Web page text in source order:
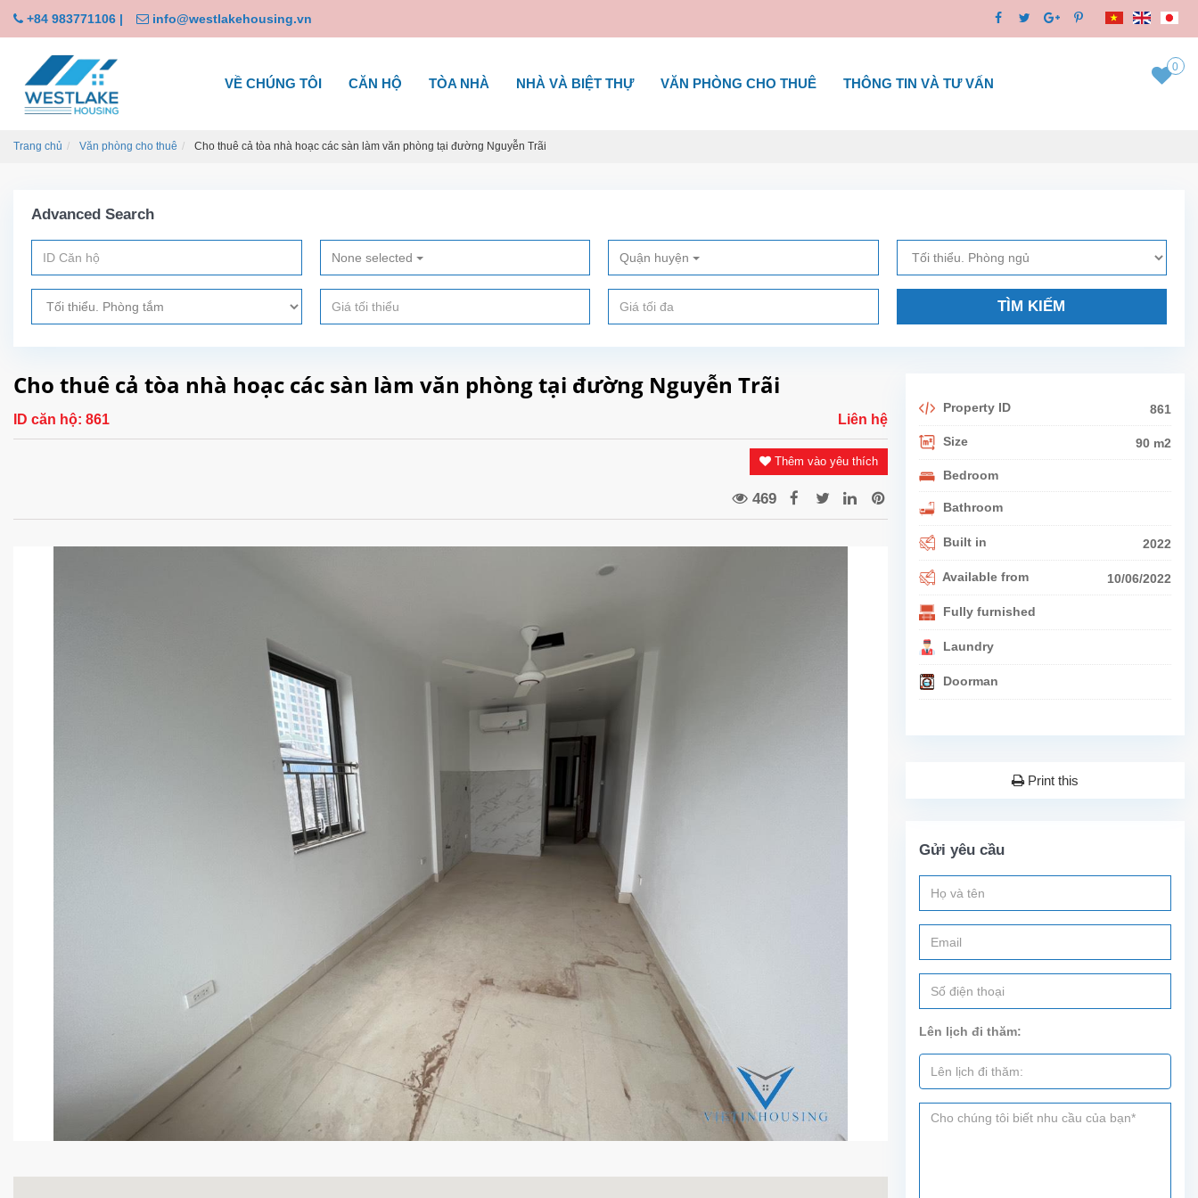
+84 983771106 | info@westlakehousing.vn
VỀ CHÚNG TÔI CĂN HỘ TÒA NHÀ NHÀ VÀ BIỆT THỰ VĂN PHÒNG CHO THUÊ THÔNG TIN VÀ TƯ VẤN
0
Trang chủ Văn phòng cho thuê Cho thuê cả tòa nhà hoạc các sàn làm văn phòng tại đường Nguyễn Trãi
Advanced Search
None selected Quận huyện
TÌM KIẾM
Cho thuê cả tòa nhà hoạc các sàn làm văn phòng tại đường Nguyễn Trãi
ID căn hộ: 861 Liên hệ
Thêm vào yêu thích
469
Property ID 861
Size 90 m2
Bedroom
Bathroom
Built in 2022
Available from 10/06/2022
Fully furnished
Laundry
Doorman
Print this
Gửi yêu cầu
Lên lịch đi thăm: